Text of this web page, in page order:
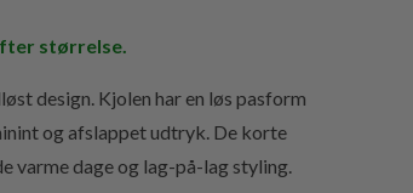
størrelse.
design. Kjolen har en løs pasform
og afslappet udtryk. De korte
varme dage og lag-på-lag styling.